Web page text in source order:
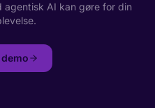
agentisk AI kan gøre for din